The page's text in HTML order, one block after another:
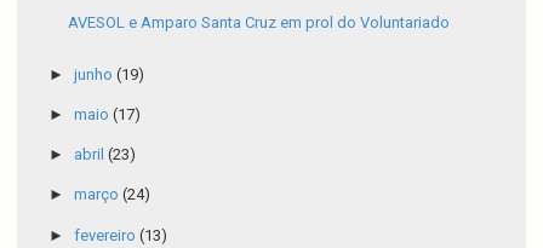
AVESOL e Amparo Santa Cruz em prol do Voluntariado
► junho (19)
► maio (17)
► abril (23)
► março (24)
► fevereiro (13)